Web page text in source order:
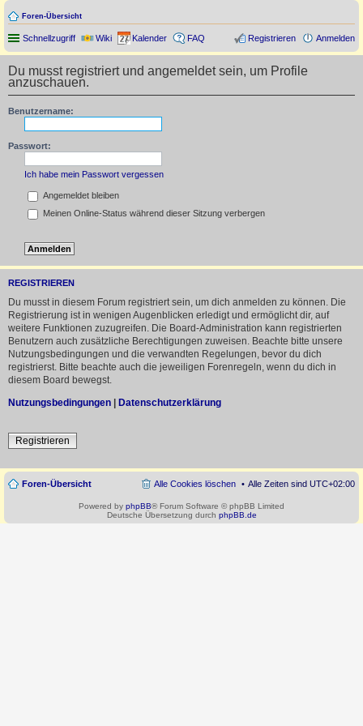
Foren-Übersicht
Schnellzugriff Wiki Kalender FAQ Anmelden
Registrieren
Du musst registriert und angemeldet sein, um Profile
anzuschauen.
Benutzername:
Passwort:
Ich habe mein Passwort vergessen
Angemeldet bleiben
Meinen Online-Status während dieser Sitzung verbergen
REGISTRIEREN
Du musst in diesem Forum registriert sein, um dich anmelden zu können. Die
Registrierung ist in wenigen Augenblicken erledigt und ermöglicht dir, auf
weitere Funktionen zuzugreifen. Die Board-Administration kann registrierten
Benutzern auch zusätzliche Berechtigungen zuweisen. Beachte bitte unsere
Nutzungsbedingungen und die verwandten Regelungen, bevor du dich
registrierst. Bitte beachte auch die jeweiligen Forenregeln, wenn du dich in
diesem Board bewegst.
Nutzungsbedingungen | Datenschutzerklärung
Registrieren
Foren-Übersicht Alle Zeiten sind UTC+02:00
Alle Cookies löschen
Powered by phpBB® Forum Software © phpBB Limited
Deutsche Übersetzung durch phpBB.de